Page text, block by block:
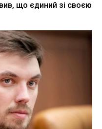
що єдиний зі своєю